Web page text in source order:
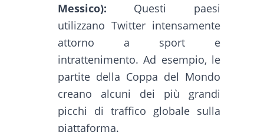
Messico): Questi paesi
utilizzano Twitter intensamente
attorno a sport e
intrattenimento. Ad esempio, le
partite della Coppa del Mondo
creano alcuni dei più grandi
picchi di traffico globale sulla
piattaforma.